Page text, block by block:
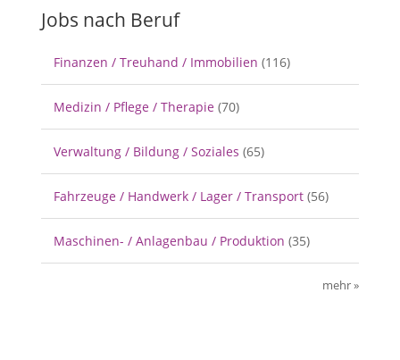
Jobs nach Beruf
Finanzen / Treuhand / Immobilien (116)
Medizin / Pflege / Therapie (70)
Verwaltung / Bildung / Soziales (65)
Fahrzeuge / Handwerk / Lager / Transport (56)
Maschinen- / Anlagenbau / Produktion (35)
mehr »